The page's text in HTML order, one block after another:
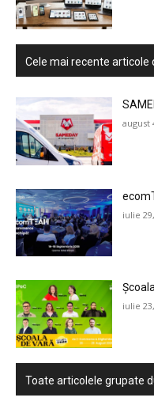
Cele mai recente articole
august
iulie
iulie
Toate articolele grupate